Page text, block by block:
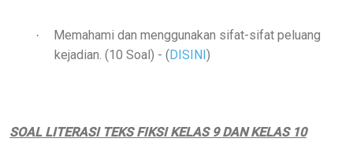
·
Memahami dan menggunakan sifat-sifat peluang
kejadian. (10 Soal) - (DISINI)
SOAL LITERASI TEKS FIKSI KELAS 9 DAN KELAS 10